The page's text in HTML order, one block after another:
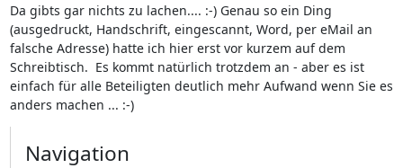
Da gibts gar nichts zu lachen.... :-) Genau so ein Ding
(ausgedruckt, Handschrift, eingescannt, Word, per eMail an
falsche Adresse) hatte ich hier erst vor kurzem auf dem
Schreibtisch. Es kommt natürlich trotzdem an - aber es ist
einfach für alle Beteiligten deutlich mehr Aufwand wenn Sie es
anders machen ... :-)
Navigation